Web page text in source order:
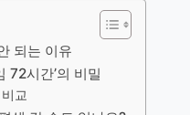
되는 이유
72시간’의 비밀
교